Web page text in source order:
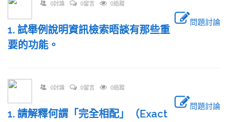
0討論 0留言 0追蹤
問題討論
1. 試舉例說明資訊檢索晤談有那些重
要的功能。
0討論 0留言 0追蹤
問題討論
1. 請解釋何謂「完全相配」（Exact